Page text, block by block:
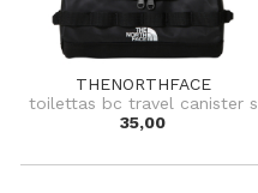
THENORTHFACE
toilettas bc travel canister s
35,00